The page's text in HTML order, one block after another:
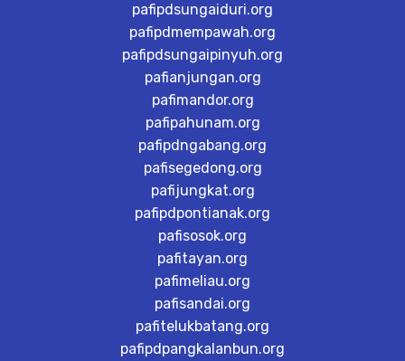
pafipdsungaiduri.org
pafipdmempawah.org
pafipdsungaipinyuh.org
pafianjungan.org
pafimandor.org
pafipahunam.org
pafipdngabang.org
pafisegedong.org
pafijungkat.org
pafipdpontianak.org
pafisosok.org
pafitayan.org
pafimeliau.org
pafisandai.org
pafitelukbatang.org
pafipdpangkalanbun.org